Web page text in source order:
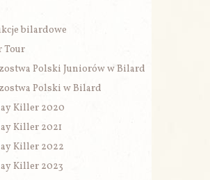
bilardowe
Tour
Polski Juniorów w Bilard
Polski w Bilard
Killer 2020
Killer 2021
Killer 2022
Killer 2023